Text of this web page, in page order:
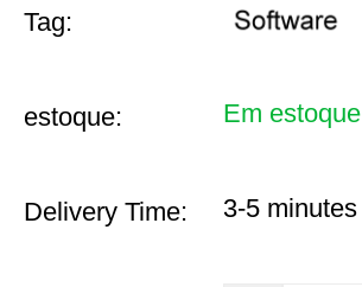
Tag:
estoque: Em estoque
Delivery Time: 3-5 minutes